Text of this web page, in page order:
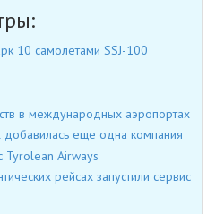
10 самолетами SSJ-100
в международных аэропортах
добавилась еще одна компания
Tyrolean Airways
рейсах запустили сервис